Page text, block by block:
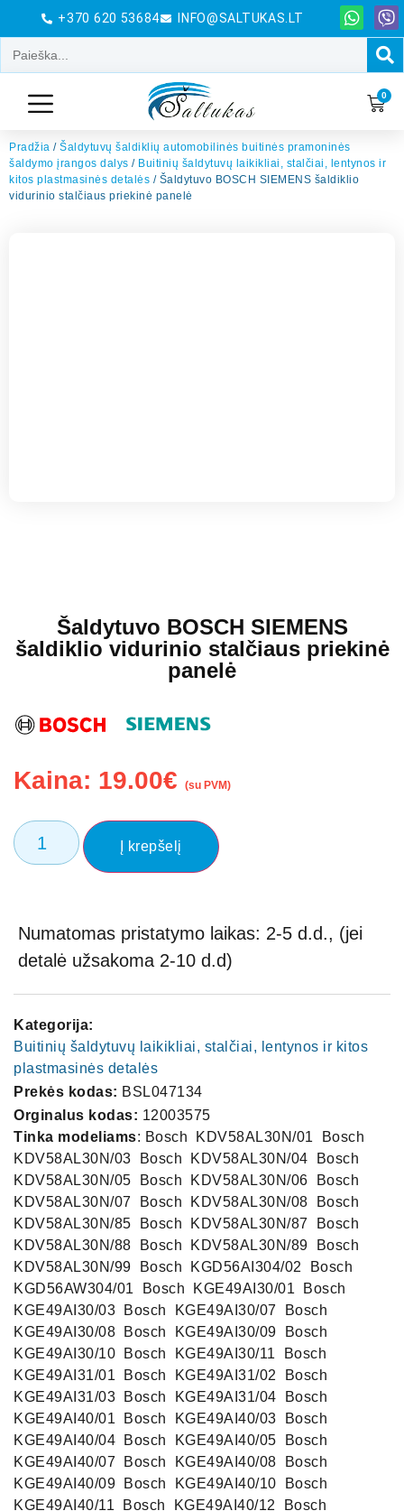
+370 620 53684 INFO@SALTUKAS.LT
0
Pradžia / Šaldytuvų šaldiklių automobilinės buitinės pramoninės
šaldymo įrangos dalys / Buitinių šaldytuvų laikikliai, stalčiai, lentynos ir
kitos plastmasinės detalės / Šaldytuvo BOSCH SIEMENS šaldiklio
vidurinio stalčiaus priekinė panelė
Šaldytuvo BOSCH SIEMENS
šaldiklio vidurinio stalčiaus priekinė
panelė
Kaina: 19.00€ (su PVM)
Į krepšelį
Numatomas pristatymo laikas: 2-5 d.d., (jei
detalė užsakoma 2-10 d.d)
Kategorija:
Buitinių šaldytuvų laikikliai, stalčiai, lentynos ir kitos
plastmasinės detalės
Prekės kodas: BSL047134
Orginalus kodas: 12003575
Tinka modeliams: Bosch ‍ KDV58AL30N/01 ‍ Bosch ‍
KDV58AL30N/03 ‍ Bosch ‍ KDV58AL30N/04 ‍ Bosch ‍
KDV58AL30N/05 ‍ Bosch ‍ KDV58AL30N/06 ‍ Bosch ‍
KDV58AL30N/07 ‍ Bosch ‍ KDV58AL30N/08 ‍ Bosch ‍
KDV58AL30N/85 ‍ Bosch ‍ KDV58AL30N/87 ‍ Bosch ‍
KDV58AL30N/88 ‍ Bosch ‍ KDV58AL30N/89 ‍ Bosch ‍
KDV58AL30N/99 ‍ Bosch ‍ KGD56AI304/02 ‍ Bosch ‍
KGD56AW304/01 ‍ Bosch ‍ KGE49AI30/01 ‍ Bosch ‍
KGE49AI30/03 ‍ Bosch ‍ KGE49AI30/07 ‍ Bosch ‍
KGE49AI30/08 ‍ Bosch ‍ KGE49AI30/09 ‍ Bosch ‍
KGE49AI30/10 ‍ Bosch ‍ KGE49AI30/11 ‍ Bosch ‍
KGE49AI31/01 ‍ Bosch ‍ KGE49AI31/02 ‍ Bosch ‍
KGE49AI31/03 ‍ Bosch ‍ KGE49AI31/04 ‍ Bosch ‍
KGE49AI40/01 ‍ Bosch ‍ KGE49AI40/03 ‍ Bosch ‍
KGE49AI40/04 ‍ Bosch ‍ KGE49AI40/05 ‍ Bosch ‍
KGE49AI40/07 ‍ Bosch ‍ KGE49AI40/08 ‍ Bosch ‍
KGE49AI40/09 ‍ Bosch ‍ KGE49AI40/10 ‍ Bosch ‍
KGE49AI40/11 ‍ Bosch ‍ KGE49AI40/12 ‍ Bosch ‍